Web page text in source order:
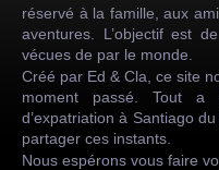
réservé à la famille, aux
aventures. L’objectif est
vécues de par le monde.
Créé par Ed & Cla, ce site
moment passé. Tout a
d’expatriation à Santiago
partager ces instants.
Nous espérons vous faire